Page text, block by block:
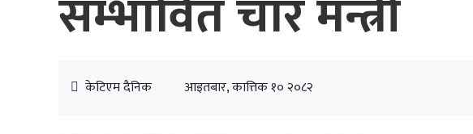
सम्भावित चार मन्त्री
केटिएम दैनिक आइतबार, कात्तिक १० २०८२